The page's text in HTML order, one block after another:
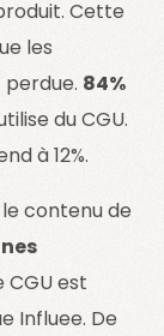
Cette
les
84%
du CGU.
à 12%.
contenu de
CGU est
Influee. De